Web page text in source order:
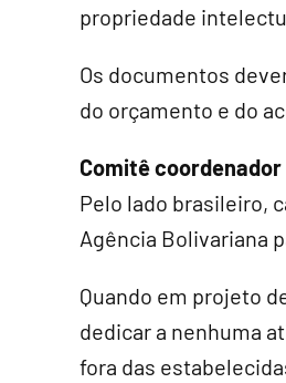
propriedade
Os documentos
do orçamento e do
Comitê coordenador
Pelo lado brasileiro,
Agência Bolivariana
Quando em projeto
dedicar a nenhuma
fora das